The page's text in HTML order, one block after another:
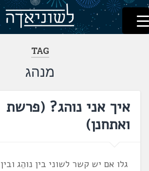
דלג
לתוכן
לשוניאדה
עברית. לשון. שפה
TAG
מנהג
איך אני נוהג? ‏(פרשת
ואתחנן‏)
גלו אם יש קשר לשוני בין נוהֵג